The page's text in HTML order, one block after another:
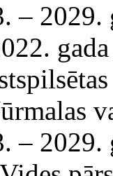
– 2029.
– 2029.